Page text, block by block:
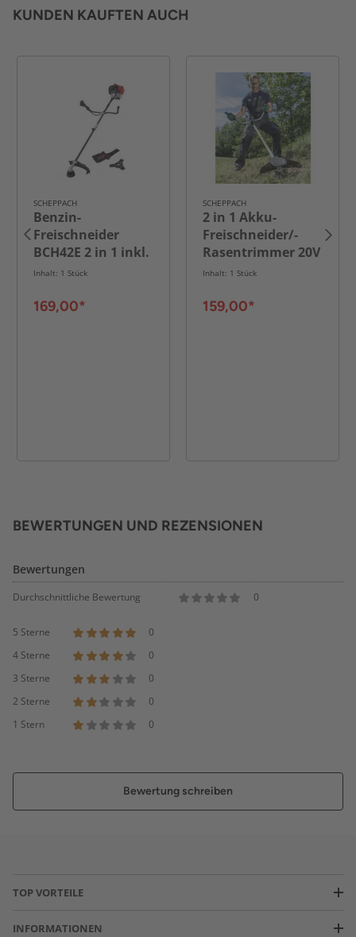
KUNDEN KAUFTEN AUCH
SCHEPPACH
Benzin-
Freischneider
BCH42E 2 in 1 inkl.
Zubehör
Inhalt: 1 Stück
169,00*
SCHEPPACH
2 in 1 Akku-
Freischneider/-
Rasentrimmer 20V
inkl. 2x 4,0 Ah
Ladegerät
Inhalt: 1 Stück
159,00*
BEWERTUNGEN UND REZENSIONEN
Bewertungen
Durchschnittliche Bewertung 0
5 Sterne
0
4 Sterne
0
3 Sterne
0
2 Sterne
0
1 Stern
0
Bewertung schreiben
TOP VORTEILE
INFORMATIONEN